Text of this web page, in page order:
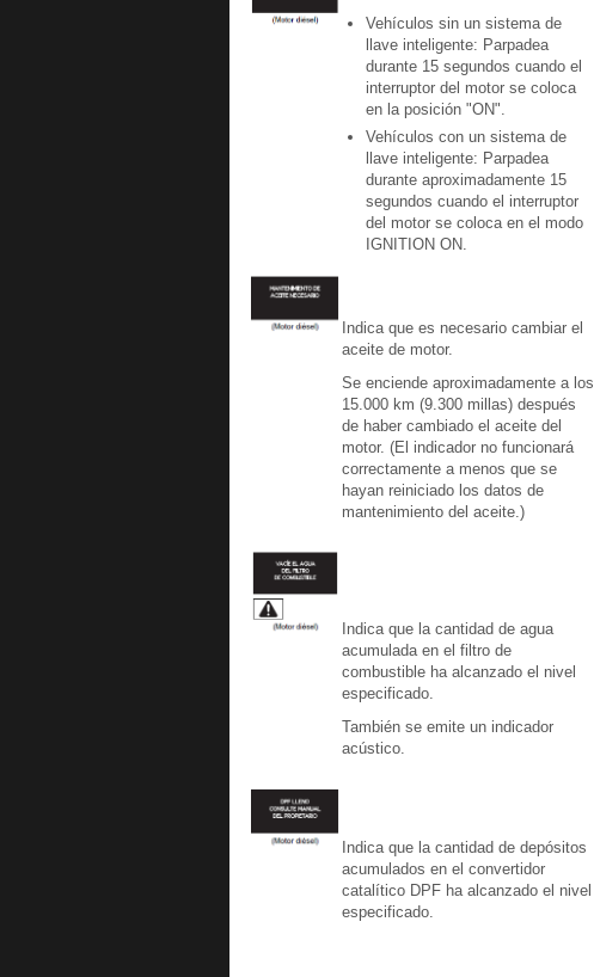
Vehículos sin un sistema de
llave inteligente: Parpadea
durante 15 segundos cuando el
interruptor del motor se coloca
en la posición "ON".
Vehículos con un sistema de
llave inteligente: Parpadea
durante aproximadamente 15
segundos cuando el interruptor
del motor se coloca en el modo
IGNITION ON.
Indica que es necesario cambiar el
aceite de motor.
Se enciende aproximadamente a los
15.000 km (9.300 millas) después
de haber cambiado el aceite del
motor. (El indicador no funcionará
correctamente a menos que se
hayan reiniciado los datos de
mantenimiento del aceite.)
Indica que la cantidad de agua
acumulada en el filtro de
combustible ha alcanzado el nivel
especificado.
También se emite un indicador
acústico.
Indica que la cantidad de depósitos
acumulados en el convertidor
catalítico DPF ha alcanzado el nivel
especificado.